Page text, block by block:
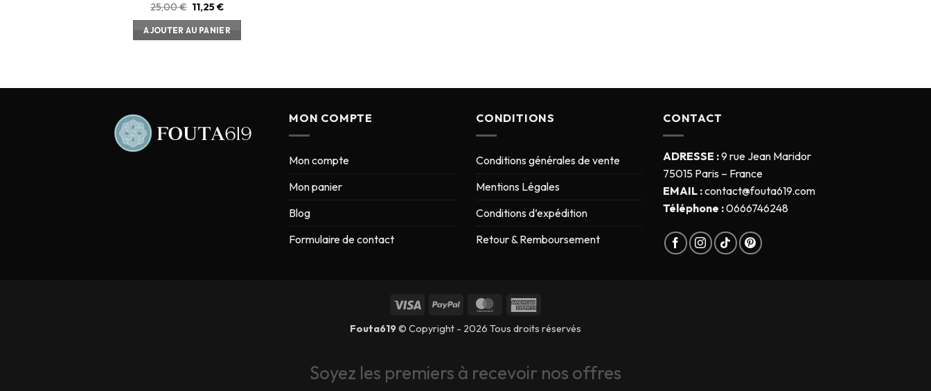
25,00€ 11,25€
AJOUTER AU PANIER
MON COMPTE
Mon compte
Mon panier
Blog
Formulaire de contact
CONDITIONS
Conditions générales de vente
Mentions Légales
Conditions d’expédition
Retour & Remboursement
CONTACT
ADRESSE :9 rue Jean Maridor
75015 Paris – France
EMAIL :contact@fouta619.com
Téléphone :0666746248
Fouta619© Copyright - 2026 Tous droits réservés
Soyez les premiers à recevoir nos offres